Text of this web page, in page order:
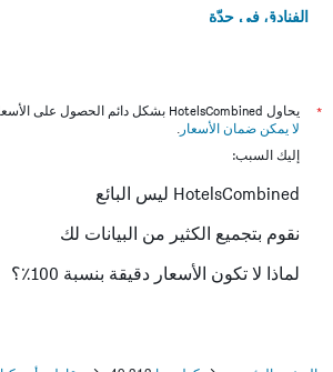
الفنادق في جدّة
*
يحاول HotelsCombined بشكل دائم الحصول على الأسعار الدقيقة، ولكن
لا يمكن ضمان الأسعار .
إليك السبب:
HotelsCombined ليس البائع
نقوم بتجميع الكثير من البيانات لك
لماذا لا تكون الأسعار دقيقة بنسبة 100٪؟